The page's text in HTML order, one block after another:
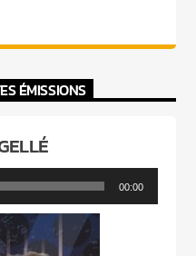
ÉMISSIONS
00:00